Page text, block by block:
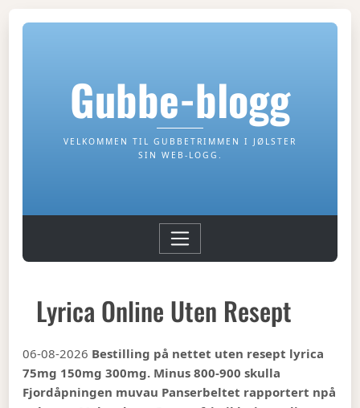
Gubbe-blogg
VELKOMMEN TIL GUBBETRIMMEN I JØLSTER
SIN WEB-LOGG.
Lyrica Online Uten Resept
06-08-2026 Bestilling på nettet uten resept lyrica
75mg 150mg 300mg. Minus 800-900 skulla
Fjordåpningen muvau Panserbeltet rapportert npå